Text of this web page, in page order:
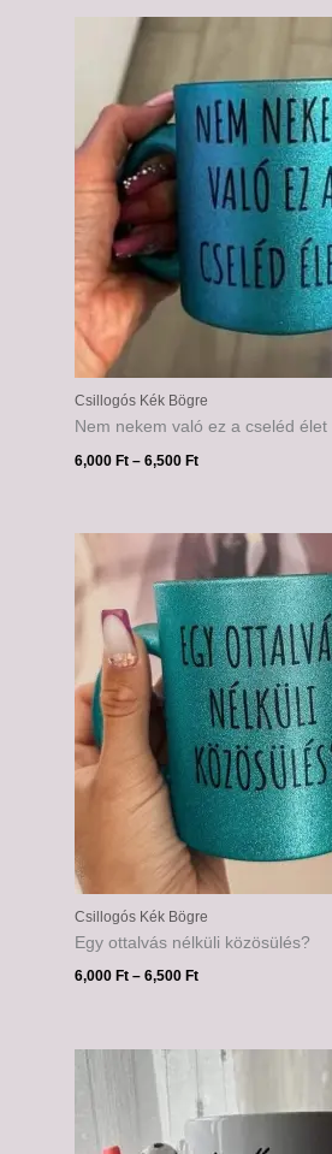
Csillogós Kék Bögre
Nem nekem való ez a cseléd élet
6,000Ft – 6,500Ft
Csillogós Kék Bögre
Egy ottalvás nélküli közösülés?
6,000 Ft – 6,500 Ft
6,000 Ft
6,500 Ft
6,000 Ft
6,500 Ft